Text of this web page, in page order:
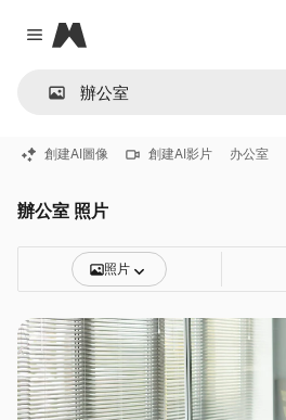
Close menu
Magnific
創建AI圖像 創建AI影片 办公室
辦公室 照片
照片